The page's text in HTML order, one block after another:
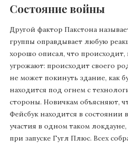
Состояние войны
Другой фактор Пакстона
группы оправдывает любую
хорошо описал, что происходит,
угрожают: происходит своего
не может покинуть здание, как
находится под огнем с
стороны. Новичкам объясняют,
Фейсбук находится в состоянии
участия в одном таком
при запуске Гугл Плюс. Всех